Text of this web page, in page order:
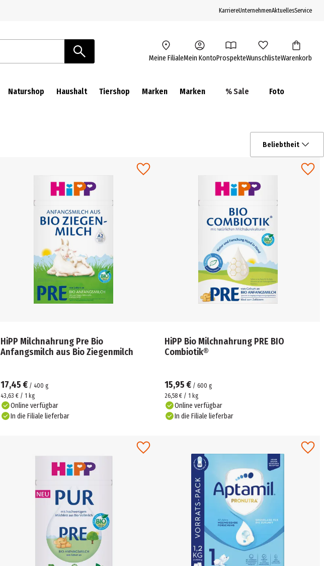
KarriereUnternehmenAktuellesService
Meine FilialeMein KontoProspekteWunschlisteWarenkorb
Naturshop Haushalt Tiershop Marken Marken % Sale Foto
Beliebtheit
HiPP Milchnahrung Pre Bio
Anfangsmilch aus Bio Ziegenmilch
17,45 €/ 400 g
43,63 € / 1 kg
Online verfügbar
In die Filiale lieferbar
HiPP Bio Milchnahrung PRE BIO
Combiotik®
15,95 € /600 g
26,58 € / 1 kg
Online verfügbar
In die Filiale lieferbar